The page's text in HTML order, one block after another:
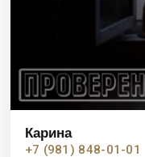
Карина
+7 (981) 848-01-01